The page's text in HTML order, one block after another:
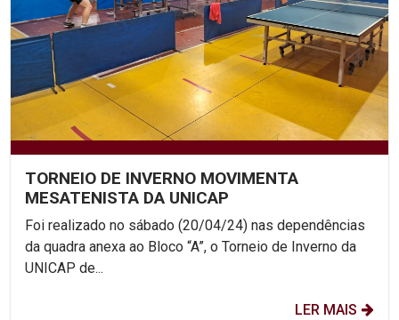
TORNEIO DE INVERNO MOVIMENTA
MESATENISTA DA UNICAP
Foi realizado no sábado (20/04/24) nas dependências
da quadra anexa ao Bloco “A”, o Torneio de Inverno da
UNICAP de...
LER MAIS